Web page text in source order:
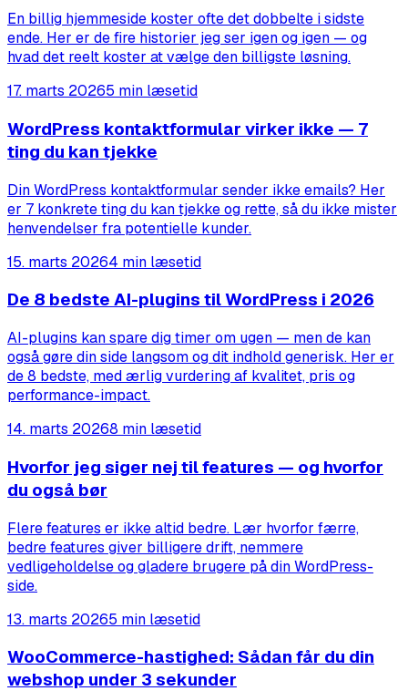
En billig hjemmeside koster ofte det dobbelte i sidste
ende. Her er de fire historier jeg ser igen og igen — og
hvad det reelt koster at vælge den billigste løsning.
17. marts 20265 min læsetid
WordPress kontaktformular virker ikke — 7
ting du kan tjekke
Din WordPress kontaktformular sender ikke emails? Her
er 7 konkrete ting du kan tjekke og rette, så du ikke mister
henvendelser fra potentielle kunder.
15. marts 20264 min læsetid
De 8 bedste AI-plugins til WordPress i 2026
AI-plugins kan spare dig timer om ugen — men de kan
også gøre din side langsom og dit indhold generisk. Her er
de 8 bedste, med ærlig vurdering af kvalitet, pris og
performance-impact.
14. marts 20268 min læsetid
Hvorfor jeg siger nej til features — og hvorfor
du også bør
Flere features er ikke altid bedre. Lær hvorfor færre,
bedre features giver billigere drift, nemmere
vedligeholdelse og gladere brugere på din WordPress-
side.
13. marts 20265 min læsetid
WooCommerce-hastighed: Sådan får du din
webshop under 3 sekunder